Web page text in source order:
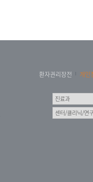
환자권리장전 개인